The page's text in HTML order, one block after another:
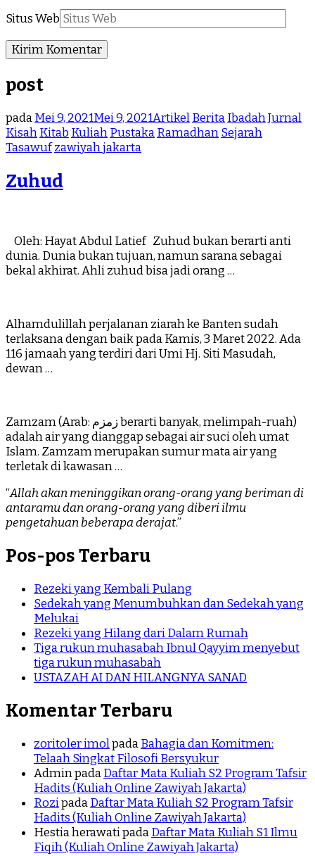
Situs Web
post
padaMei 9, 2021Mei 9, 2021ArtikelBeritaIbadahJurnal
KisahKitab KuliahPustakaRamadhanSejarah
Tasawufzawiyah jakarta
Zuhud
Oleh: Hayat Abdul Latief Zuhud bukan berarti anti
dunia. Dunia bukan tujuan, namun sarana sebagai
bekal akhirat. Ahli zuhud bisa jadi orang …
Alhamdulillah perjalanan ziarah ke Banten sudah
terlaksana dengan baik pada Kamis, 3 Maret 2022. Ada
116 jamaah yang terdiri dari Umi Hj. Siti Masudah,
dewan …
Zamzam (Arab: زمزم‎ berarti banyak, melimpah-ruah)
adalah air yang dianggap sebagai air suci oleh umat
Islam. Zamzam merupakan sumur mata air yang
terletak di kawasan …
“Allah akan meninggikan orang-orang yang beriman di
antaramu dan orang-orang yang diberi ilmu
pengetahuan beberapa derajat.”
Pos-pos Terbaru
Rezeki yang Kembali Pulang
Sedekah yang Menumbuhkan dan Sedekah yang
Melukai
Rezeki yang Hilang dari Dalam Rumah
Tiga rukun muhasabah Ibnul Qayyim menyebut
tiga rukun muhasabah
USTAZAH AI DAN HILANGNYA SANAD
Komentar Terbaru
zoritoler imolpadaBahagia dan Komitmen:
Telaah Singkat Filosofi Bersyukur
AdminpadaDaftar Mata Kuliah S2 Program Tafsir
Hadits (Kuliah Online Zawiyah Jakarta)
RozipadaDaftar Mata Kuliah S2 Program Tafsir
Hadits (Kuliah Online Zawiyah Jakarta)
Hestia herawatipadaDaftar Mata Kuliah S1 Ilmu
Fiqih (Kuliah Online Zawiyah Jakarta)